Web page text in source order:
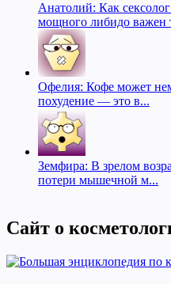
Анатолий: Как
мощного либидо важен
Офелия: Кофе может
похудение — это в...
Земфира: В зрелом
потери мышечной м...
Сайт о